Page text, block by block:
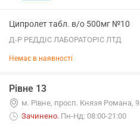
Ципролет табл. в/о 500мг №10
Д-Р РЕДДІС ЛАБОРАТОРІС ЛТД
Немає в наявності
Рівне 13
м. Рівне, просп. Князя Романа, 9
Зачинено. Пн-Нд: 08:00-21:00